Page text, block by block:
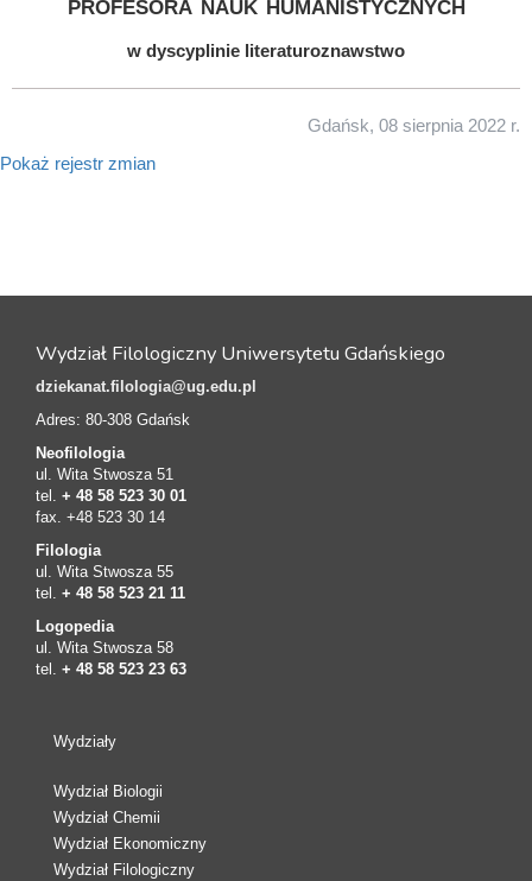
w dyscyplinie literaturoznawstwo
Gdańsk, 08 sierpnia 2022 r.
Pokaż rejestr zmian
Wydział Filologiczny Uniwersytetu Gdańskiego
dziekanat.filologia@ug.edu.pl
Adres: 80-308 Gdańsk
Neofilologia
ul. Wita Stwosza 51
tel. + 48 58 523 30 01
fax. +48 523 30 14
Filologia
ul. Wita Stwosza 55
tel. + 48 58 523 21 11
Logopedia
ul. Wita Stwosza 58
tel. + 48 58 523 23 63
Wydziały
Wydział Biologii
Wydział Chemii
Wydział Ekonomiczny
Wydział Filologiczny